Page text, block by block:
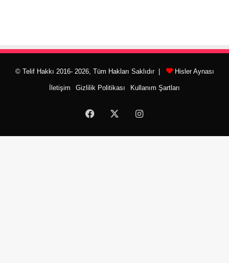
© Telif Hakkı 2016- 2026, Tüm Hakları Saklıdır | Hisler Aynası
İletişim Gizlilik Politikası Kullanım Şartları
Facebook Instagram